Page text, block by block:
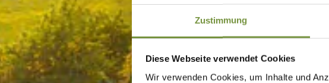
Zustimmung
Diese Webseite verwendet Cookies
Wir verwenden Cookies, um Inhalte und